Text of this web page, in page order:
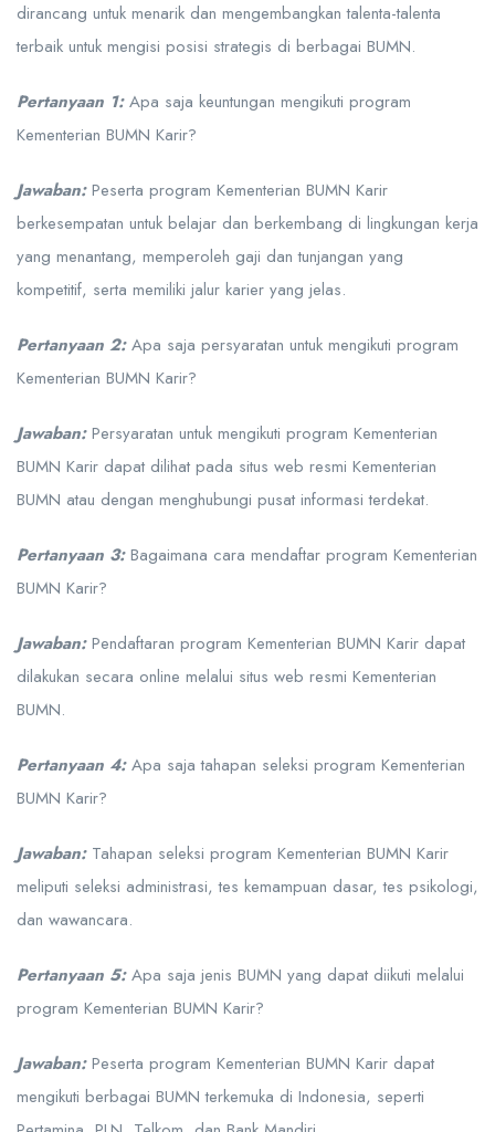
dirancang untuk menarik dan mengembangkan talenta-talenta
terbaik untuk mengisi posisi strategis di berbagai BUMN.
Pertanyaan 1:Apa saja keuntungan mengikuti program
Kementerian BUMN Karir?
Jawaban:Peserta program Kementerian BUMN Karir
berkesempatan untuk belajar dan berkembang di lingkungan kerja
yang menantang, memperoleh gaji dan tunjangan yang
kompetitif, serta memiliki jalur karier yang jelas.
Pertanyaan 2:Apa saja persyaratan untuk mengikuti program
Kementerian BUMN Karir?
Jawaban:Persyaratan untuk mengikuti program Kementerian
BUMN Karir dapat dilihat pada situs web resmi Kementerian
BUMN atau dengan menghubungi pusat informasi terdekat.
Pertanyaan 3:Bagaimana cara mendaftar program Kementerian
BUMN Karir?
Jawaban:Pendaftaran program Kementerian BUMN Karir dapat
dilakukan secara online melalui situs web resmi Kementerian
BUMN.
Pertanyaan 4:Apa saja tahapan seleksi program Kementerian
BUMN Karir?
Jawaban:Tahapan seleksi program Kementerian BUMN Karir
meliputi seleksi administrasi, tes kemampuan dasar, tes psikologi,
dan wawancara.
Pertanyaan 5:Apa saja jenis BUMN yang dapat diikuti melalui
program Kementerian BUMN Karir?
Jawaban:Peserta program Kementerian BUMN Karir dapat
mengikuti berbagai BUMN terkemuka di Indonesia, seperti